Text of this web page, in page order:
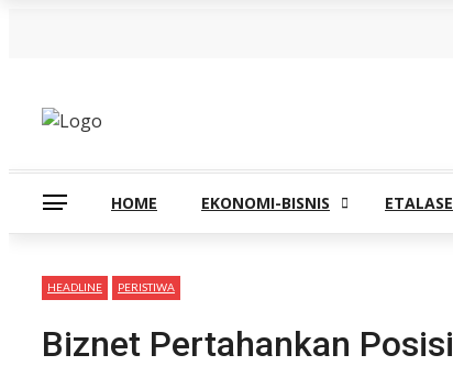
HOME EKONOMI-BISNIS ETALASE
HEADLINE PERISTIWA
Biznet Pertahankan